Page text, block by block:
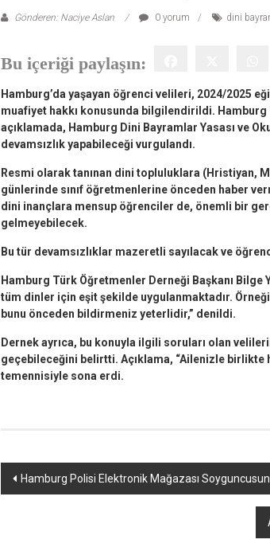
Gönderen: Naciye Aslan 0 yorum dini
Bu içeriği paylaşın:
Hamburg’da yaşayan öğrenci velileri, 2024/2025
muafiyet hakkı konusunda bilgilendirildi. Hamburg
açıklamada, Hamburg Dini Bayramlar Yasası ve
devamsızlık yapabileceği vurgulandı.
Resmi olarak tanınan dini topluluklara (Hristiyan,
günlerinde sınıf öğretmenlerine önceden haber
dini inançlara mensup öğrenciler de, önemli bir
gelmeyebilecek.
Bu tür devamsızlıklar mazeretli sayılacak ve
Hamburg Türk Öğretmenler Derneği Başkanı Bilge
tüm dinler için eşit şekilde uygulanmaktadır.
bunu önceden bildirmeniz yeterlidir,” denildi.
Dernek ayrıca, bu konuyla ilgili soruları olan
geçebileceğini belirtti. Açıklama, “Ailenizle
temennisiyle sona erdi.
Yazı
Hamburg Polisi Elektronik Mağazası